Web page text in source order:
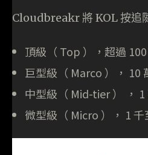
Cloudbreakr 將 KOL 按追
頂級（ Top ），超過
巨型級（ Marco ）， 10
中型級（ Mid-tier ） ，
微型級（ Micro ）， 1